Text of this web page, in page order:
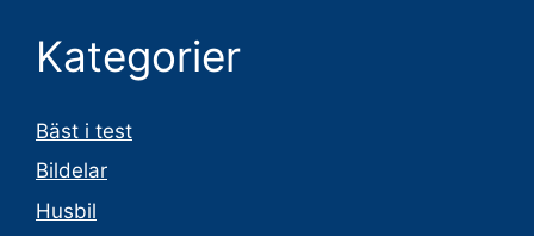
Kategorier
Bäst i test
Bildelar
Husbil